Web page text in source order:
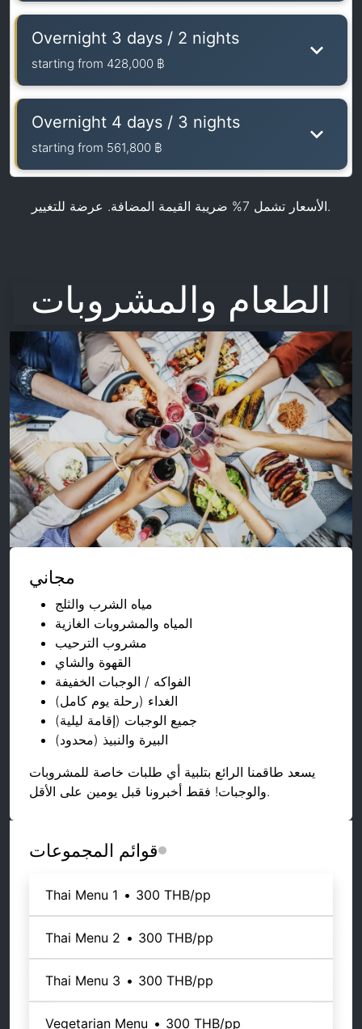
Overnight 3 days / 2 nights
starting from 428,000 ฿
Overnight 4 days / 3 nights
starting from 561,800 ฿
الأسعار تشمل 7% ضريبة القيمة المضافة. عرضة للتغيير.
الطعام والمشروبات
مجاني
مياه الشرب والثلج
المياه والمشروبات الغازية
مشروب الترحيب
القهوة والشاي
الفواكه / الوجبات الخفيفة
الغداء (رحلة يوم كامل)
جميع الوجبات (إقامة ليلية)
البيرة والنبيذ (محدود)
يسعد طاقمنا الرائع بتلبية أي طلبات خاصة للمشروبات
والوجبات! فقط أخبرونا قبل يومين على الأقل.
قوائم المجموعات
Thai Menu 1 • 300 THB/pp
Thai Menu 2 • 300 THB/pp
Thai Menu 3 • 300 THB/pp
Vegetarian Menu • 300 THB/pp